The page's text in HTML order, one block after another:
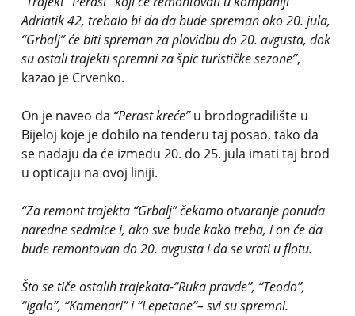
Adriatik 42, trebalo bi da da bude spreman oko 20. jula,
“Grbalj” će biti spreman za plovidbu do 20. avgusta, dok
su ostali trajekti spremni za špic turističke sezone”,
kazao je Crvenko.
On je naveo da “Perast kreće”u brodogradilište u
Bijeloj koje je dobilo na tenderu taj posao, tako da
se nadaju da će između 20. do 25. jula imati taj brod
u opticaju na ovoj liniji.
“Za remont trajekta “Grbalj” čekamo otvaranje ponuda
naredne sedmice i, ako sve bude kako treba, i on će da
bude remontovan do 20. avgusta i da se vrati u flotu.
Što se tiče ostalih trajekata-“Ruka pravde”, “Teodo”,
“Igalo”, “Kamenari” i “Lepetane”– svi su spremni.